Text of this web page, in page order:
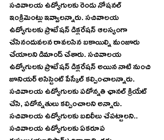
సచివాలయ ఉద్యోగులకు రెండు నోషనల్
ఇంక్రిమెంట్లు ఇవ్వాలన్నారు. సచివాలయ
ఉద్యోగులకు ప్రొబేషన్ డిక్లరేషన్ ఆలస్యంగా
చేసినందువలన రావలసిన బకాయిల్ని మంజూరు
చేయాలని డిమాండ్ చేశారు. సచివాలయ
ఉద్యోగులకు ప్రొబేషన్ డిక్లరేషన్ అయిన నాటి నుంచి
జూనియర్ అసిస్టెంట్ పేస్కేల్ కల్పించాలన్నారు.
సచివాలయ ఉద్యోగులకు పదోన్నతి ఛానల్ క్రియేట్
చేసి, పదోన్నతులు కల్పించాలని అన్నారు.
సచివాలయ ఉద్యోగులకు బదిలీలు చేపట్టాలని..
సచివాలయ ఉద్యోగులకు ఏకరూప